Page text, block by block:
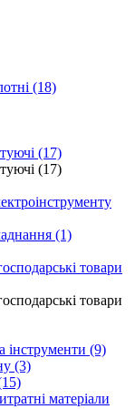
(18)
(17)
(17)
(1)
товари
товари
інструменти (9)
(3)
матеріали